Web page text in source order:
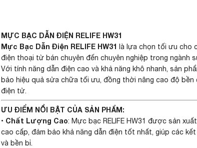
MỰC BẠC DẪN ĐIỆN RELIFE HW31
Mực Bạc Dẫn Điện RELIFE HW31 là lựa chọn tối ưu cho
điện thoại từ bán chuyên đến chuyên nghiệp trong ngành
Với tính năng dẫn điện cao và khả năng khô nhanh, sản
bảo hiệu quả sửa chữa tối ưu, đồng thời nâng cao độ bền
điện tử.
ƯU ĐIỂM NỔI BẬT CỦA SẢN PHẨM:
• Chất Lượng Cao: Mực bạc RELIFE HW31 được sản
cao cấp, đảm bảo khả năng dẫn điện tốt nhất, giúp các
và bền bỉ.